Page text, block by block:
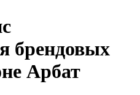
брендовых
Арбат